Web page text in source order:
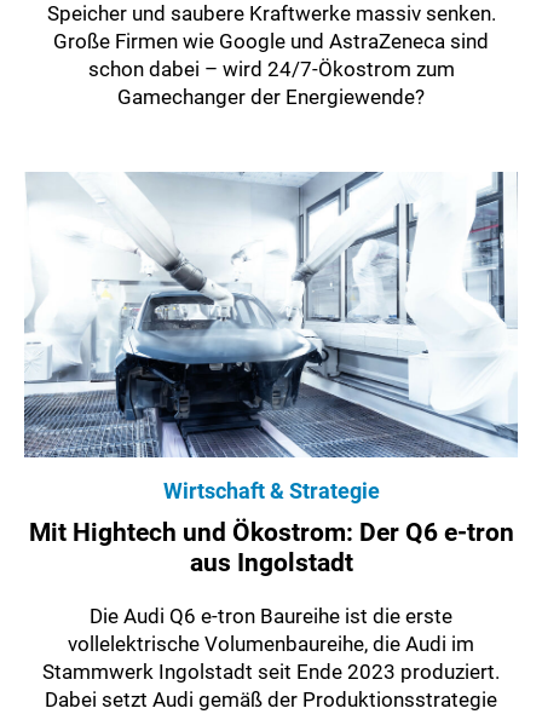
Speicher und saubere Kraftwerke massiv senken.
Große Firmen wie Google und AstraZeneca sind
schon dabei – wird 24/7-Ökostrom zum
Gamechanger der Energiewende?
Wirtschaft & Strategie
Mit Hightech und Ökostrom: Der Q6 e-tron
aus Ingolstadt
Die Audi Q6 e-tron Baureihe ist die erste
vollelektrische Volumenbaureihe, die Audi im
Stammwerk Ingolstadt seit Ende 2023 produziert.
Dabei setzt Audi gemäß der Produktionsstrategie